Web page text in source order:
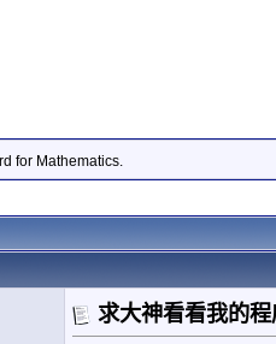
for Mathematics.
求大神看看我的